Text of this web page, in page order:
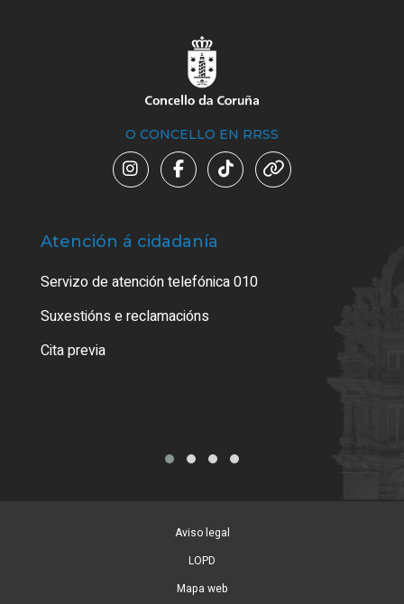
O CONCELLO EN RRSS
Atención á cidadanía
Servizo de atención telefónica 010
Suxestións e reclamacións
Cita previa
Aviso legal
LOPD
Mapa web